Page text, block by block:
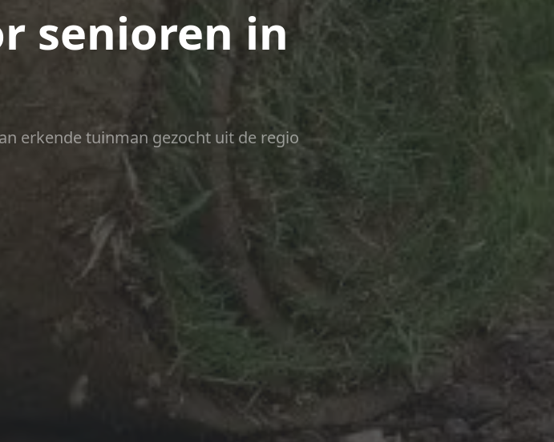
senioren in
erkende tuinman gezocht uit de regio